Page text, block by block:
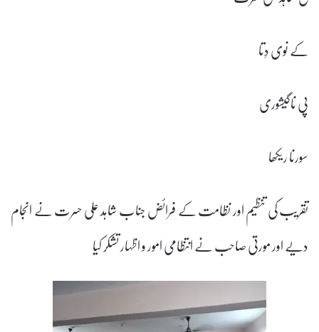
کے نوی دِتا
پی ناگیشوری
سورنا ریکھا
تقریب کی تنظیم اور نظامت کے فرائض جناب شاہد علی حسرت نے انجام
دیے اور مورتی صاحب نے انتظامی امور و اظہار تشکر کیا